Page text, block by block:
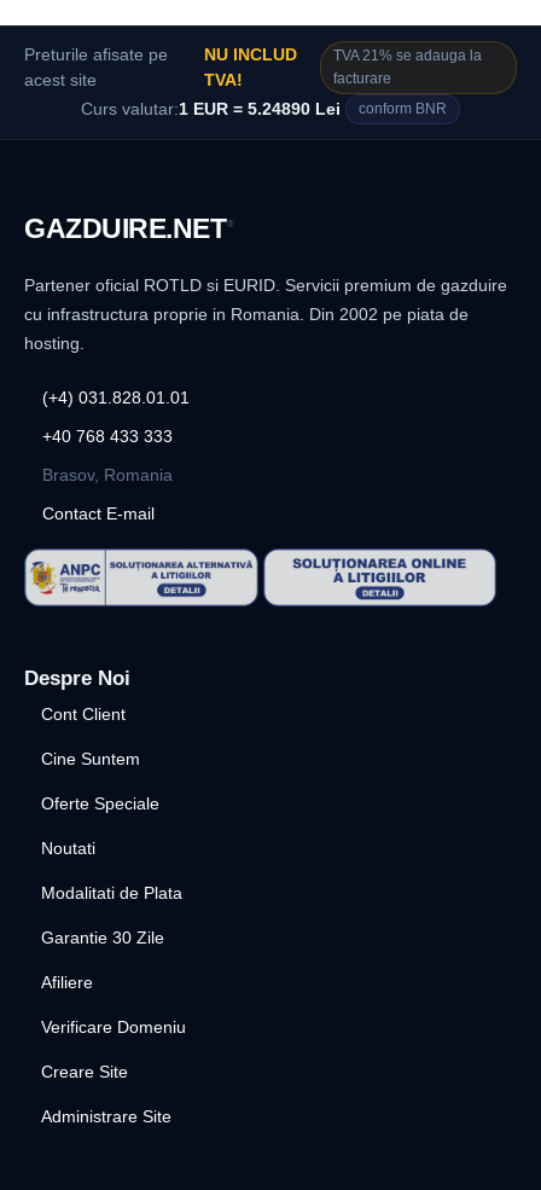
Preturile afisate pe
acest site
NU INCLUD
TVA!
TVA 21% se adauga la
facturare
Curs valutar:1 EUR = 5.24890 Lei conform BNR
GAZDUIRE.NET®
Partener oficial ROTLD si EURID. Servicii premium de gazduire
cu infrastructura proprie in Romania. Din 2002 pe piata de
hosting.
(+4) 031.828.01.01
+40 768 433 333
Brasov, Romania
Contact E-mail
Despre Noi
Cont Client
Cine Suntem
Oferte Speciale
Noutati
Modalitati de Plata
Garantie 30 Zile
Afiliere
Verificare Domeniu
Creare Site
Administrare Site